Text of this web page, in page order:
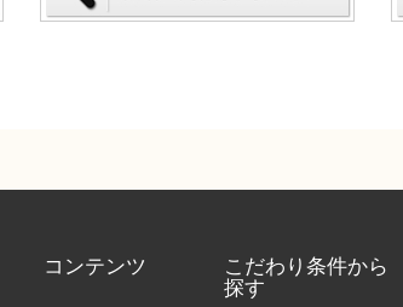
コンテンツ
こだわり条件から
探す